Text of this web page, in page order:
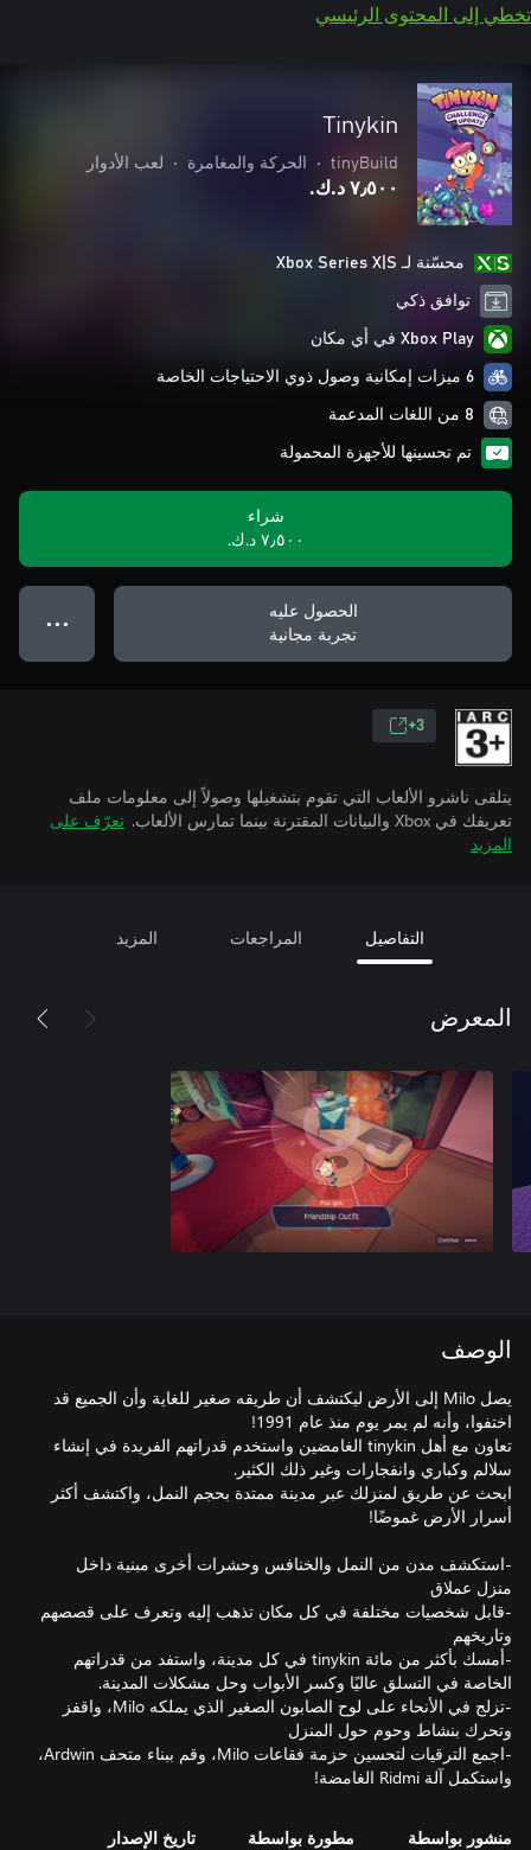
تخطي إلى المحتوى الرئيسي
Tinykin
tinyBuild
• الحركة والمغامرة • لعب الأدوار
٧٫٥٠٠ د.ك.‏
محسّنة لـ Xbox Series X|S
توافق ذكي
Xbox Play في أي مكان
6 ميزات إمكانية وصول ذوي الاحتياجات الخاصة
8 من اللغات المدعمة
تم تحسينها للأجهزة المحمولة
شراء
٧٫٥٠٠ د.ك.‏
الحصول عليه
تجربة مجانية
● ● ●
3+
يتلقى ناشرو الألعاب التي تقوم بتشغيلها وصولاً إلى معلومات ملف
تعريفك في Xbox والبيانات المقترنة بينما تمارس الألعاب.
تعرّف على
المزيد
التفاصيل المراجعات المزيد
المعرض
الوصف
يصل Milo إلى الأرض ليكتشف أن طريقه صغير للغاية وأن الجميع قد
تعاون مع أهل tinykin الغامضين واستخدم قدراتهم الفريدة في إنشاء
ابحث عن طريق لمنزلك عبر مدينة ممتدة بحجم النمل، واكتشف أكثر
-استكشف مدن من النمل والخنافس وحشرات أخرى مبنية داخل
-قابل شخصيات مختلفة في كل مكان تذهب إليه وتعرف على قصصهم
-أمسك بأكثر من مائة tinykin في كل مدينة، واستفد من قدراتهم
-تزلج في الأنحاء على لوح الصابون الصغير الذي يملكه Milo، واقفز
-اجمع الترقيات لتحسين حزمة فقاعات Milo، وقم ببناء متحف Ardwin،
واستكمل آلة Ridmi الغامضة!
منشور بواسطة مطورة بواسطة تاريخ الإصدار